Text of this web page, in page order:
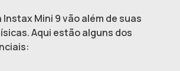
Mini 9 vão além de suas
Aqui estão alguns dos